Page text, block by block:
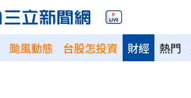
颱風動態 台股怎投資 熱門
財經